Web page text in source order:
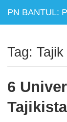
PN BANTUL:
Tag:
6